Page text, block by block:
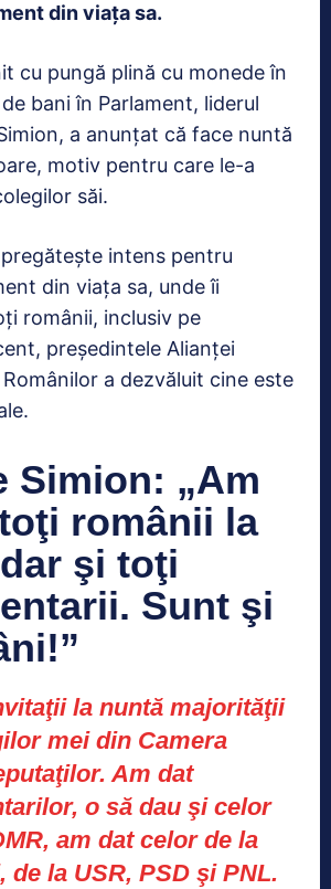
din viaţa sa.
cu pungă plină cu monede în
bani în Parlament, liderul
a anunţat că face nuntă
motiv pentru care le-a
săi.
intens pentru
din viaţa sa, unde îi
românii, inclusiv pe
președintele Alianței
a dezvăluit cine este
Simion: „Am
românii la
şi toţi
Sunt şi
la nuntă majorităţii
mei din Camera
Am dat
o să dau şi celor
am dat celor de la
la USR, PSD şi PNL.